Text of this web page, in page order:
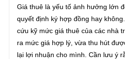
Giá thuê là yếu tố ảnh hưởng lớn
quyết định ký hợp đồng hay
cứu kỹ mức giá thuê của các nhà
ra mức giá hợp lý, vừa thu hút
lại lợi nhuận cho mình. Cần lưu ý